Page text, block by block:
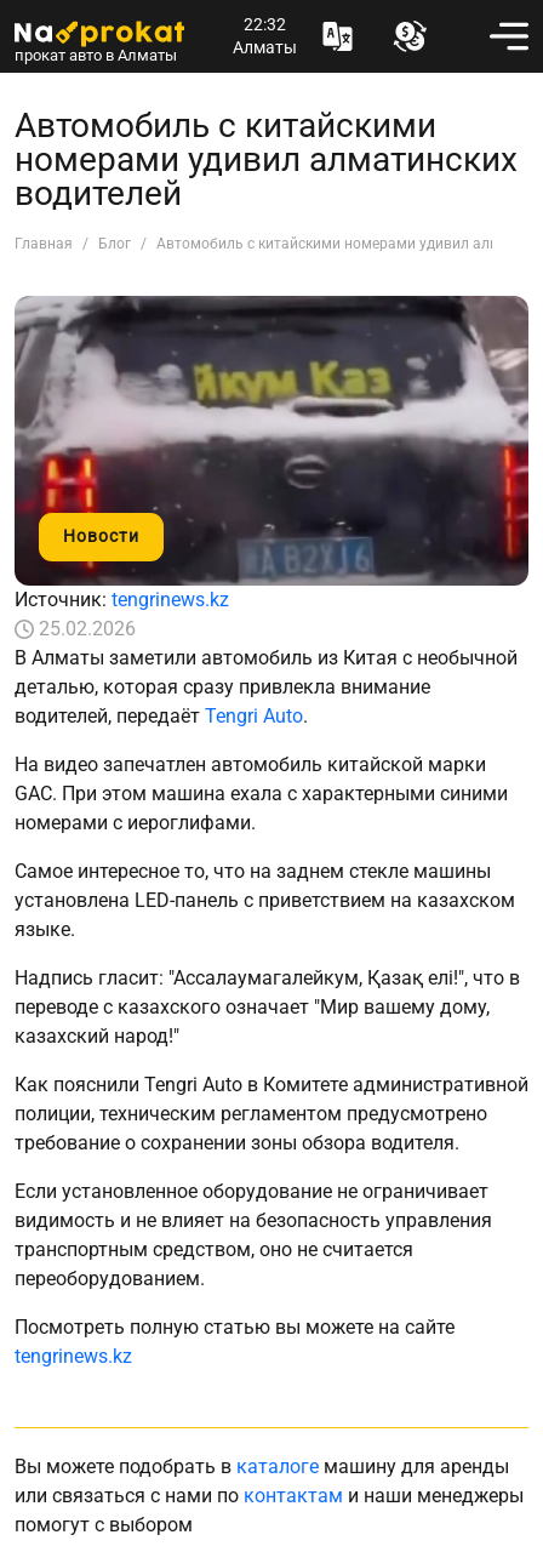
прокат авто в Алматы
22:32
Алматы
Автомобиль с китайскими
номерами удивил алматинских
водителей
Главная Блог Автомобиль с китайскими номерами удивил
Новости
Источник: tengrinews.kz
25.02.2026
В Алматы заметили автомобиль из Китая с необычной
деталью, которая сразу привлекла внимание
водителей, передаёт Tengri Auto.
На видео запечатлен автомобиль китайской марки
GAC. При этом машина ехала с характерными синими
номерами с иероглифами.
Самое интересное то, что на заднем стекле машины
установлена LED-панель с приветствием на казахском
языке.
Надпись гласит: "Ассалаумагалейкум, Қазақ елі!", что в
переводе с казахского означает "Мир вашему дому,
казахский народ!"
Как пояснили Tengri Auto в Комитете административной
полиции, техническим регламентом предусмотрено
требование о сохранении зоны обзора водителя.
Если установленное оборудование не ограничивает
видимость и не влияет на безопасность управления
транспортным средством, оно не считается
переоборудованием.
Посмотреть полную статью вы можете на сайте
tengrinews.kz
Вы можете подобрать в каталоге машину для аренды
или связаться с нами по контактам и наши менеджеры
помогут с выбором